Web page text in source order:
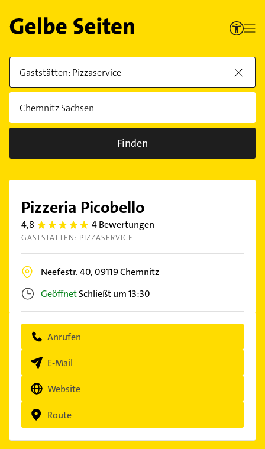
Finden
Pizzeria Picobello
4,8 4.8 4 Bewertungen
GASTSTÄTTEN: PIZZASERVICE
Neefestr. 40,09119Chemnitz
GeöffnetSchließt um 13:30
Anrufen
E-Mail
Website
Route